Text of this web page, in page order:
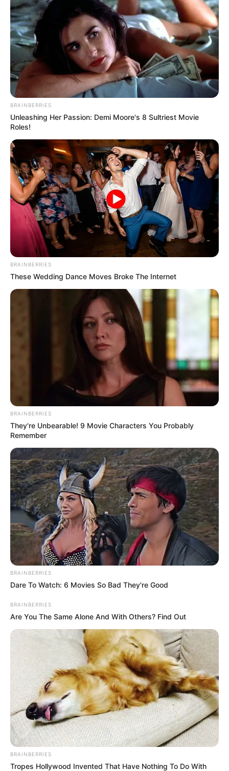
BRAINBERRIES
Unleashing Her Passion: Demi Moore's 8 Sultriest Movie
Roles!
BRAINBERRIES
These Wedding Dance Moves Broke The Internet
BRAINBERRIES
They're Unbearable! 9 Movie Characters You Probably
Remember
BRAINBERRIES
Dare To Watch: 6 Movies So Bad They're Good
BRAINBERRIES
Are You The Same Alone And With Others? Find Out
BRAINBERRIES
Tropes Hollywood Invented That Have Nothing To Do With